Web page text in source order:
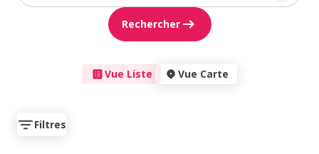
Rechercher
Vue Liste Vue Carte
Filtres